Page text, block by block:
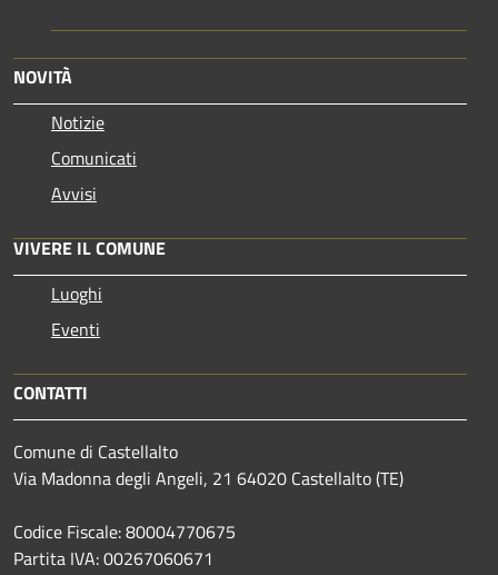
NOVITÀ
Notizie
Comunicati
Avvisi
VIVERE IL COMUNE
Luoghi
Eventi
CONTATTI
Comune di Castellalto
Via Madonna degli Angeli, 21 64020 Castellalto (TE)
Codice Fiscale: 80004770675
Partita IVA: 00267060671